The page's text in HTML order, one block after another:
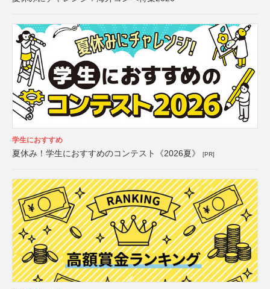
学生におすすめ
夏休み！学生におすすめのコンテスト《2026夏》 [PR]